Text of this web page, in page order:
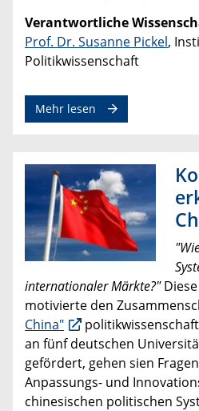
Verantwortliche
Prof. Dr. Susanne Pickel,
Politikwissenschaft
Mehr lesen
internationaler Märkte?"
motivierte den
China"
an fünf deutschen
gefördert, gehen sien
Anpassungs- und
chinesischen politischen